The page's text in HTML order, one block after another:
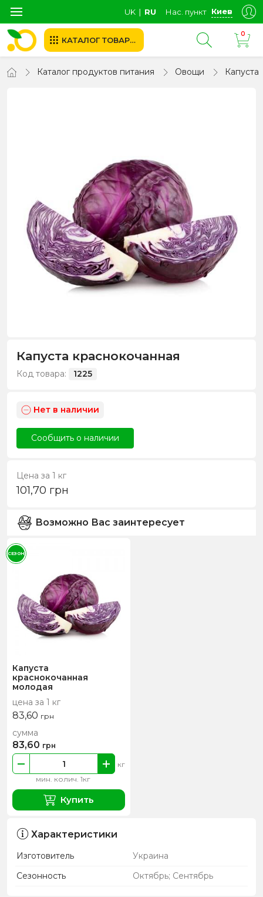
UK ∣ RU Нас. пункт Киев
КАТАЛОГ ТОВАРОВ
0
Каталог продуктов питания Овощи Капуста
Капуста краснокочанная
Код товара: 1225
Нет в наличии
Сообщить о наличии
Цена за 1 кг
101,70 грн
Возможно Вас заинтересует
Капуста
краснокочанная
молодая
цена за 1 кг
83,60 грн
мин. колич. 1кг
кг
сумма
83,60 грн
Купить
СЕЗОН
Характеристики
Изготовитель
Украина
Сезонность
Октябрь; Сентябрь